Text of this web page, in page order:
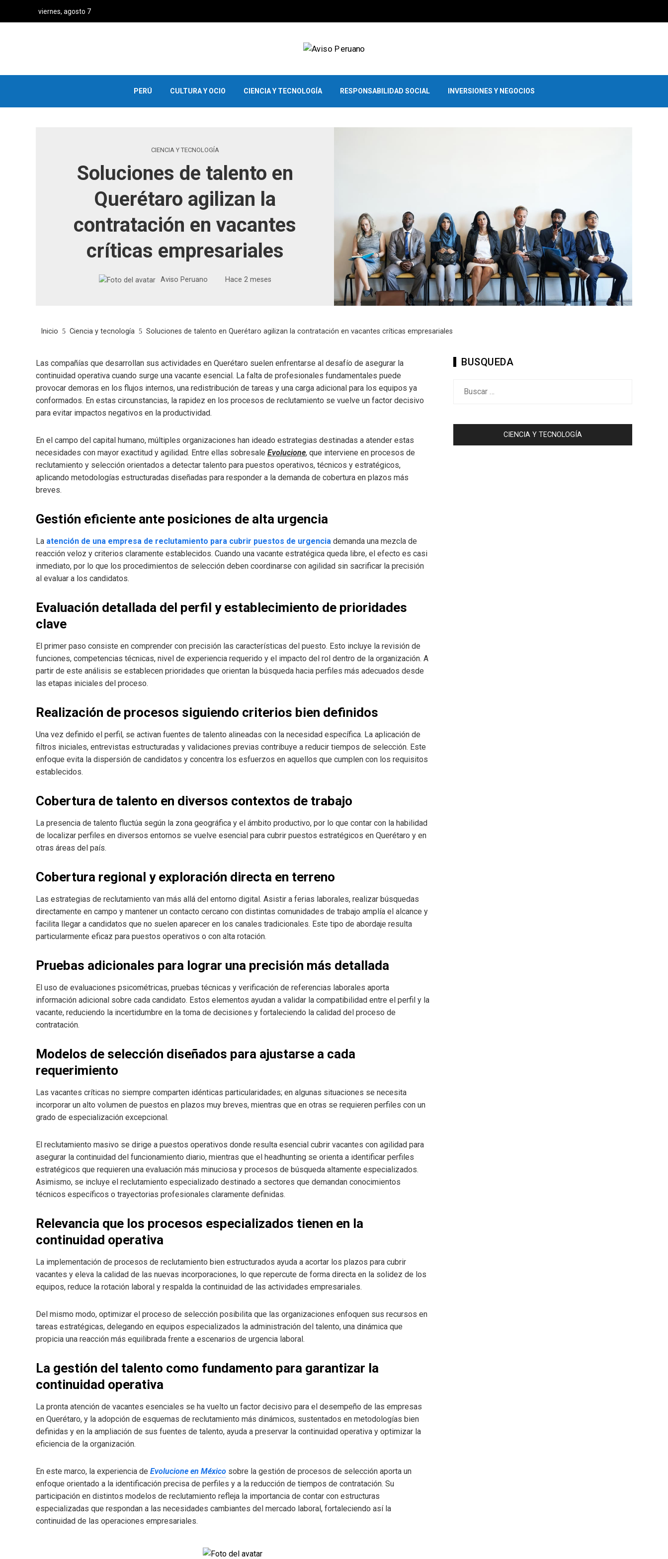
viernes, agosto 7
PERÚ CULTURA Y OCIO CIENCIA Y TECNOLOGÍA RESPONSABILIDAD SOCIAL INVERSIONES Y NEGOCIOS
CIENCIA Y TECNOLOGÍA
Soluciones de talento en
Querétaro agilizan la
contratación en vacantes
críticas empresariales
Aviso Peruano Hace 2 meses
Inicio Ciencia y tecnología Soluciones de talento en Querétaro agilizan la contratación en vacantes críticas empresariales
Las compañías que desarrollan sus actividades en Querétaro suelen enfrentarse al desafío de asegurar la
continuidad operativa cuando surge una vacante esencial. La falta de profesionales fundamentales puede
provocar demoras en los flujos internos, una redistribución de tareas y una carga adicional para los equipos ya
conformados. En estas circunstancias, la rapidez en los procesos de reclutamiento se vuelve un factor decisivo
para evitar impactos negativos en la productividad.
En el campo del capital humano, múltiples organizaciones han ideado estrategias destinadas a atender estas
necesidades con mayor exactitud y agilidad. Entre ellas sobresale Evolucione, que interviene en procesos de
reclutamiento y selección orientados a detectar talento para puestos operativos, técnicos y estratégicos,
aplicando metodologías estructuradas diseñadas para responder a la demanda de cobertura en plazos más
breves.
Gestión eficiente ante posiciones de alta urgencia
La atención de una empresa de reclutamiento para cubrir puestos de urgencia demanda una mezcla de
reacción veloz y criterios claramente establecidos. Cuando una vacante estratégica queda libre, el efecto es casi
inmediato, por lo que los procedimientos de selección deben coordinarse con agilidad sin sacrificar la precisión
al evaluar a los candidatos.
Evaluación detallada del perfil y establecimiento de prioridades
clave
El primer paso consiste en comprender con precisión las características del puesto. Esto incluye la revisión de
funciones, competencias técnicas, nivel de experiencia requerido y el impacto del rol dentro de la organización. A
partir de este análisis se establecen prioridades que orientan la búsqueda hacia perfiles más adecuados desde
las etapas iniciales del proceso.
Realización de procesos siguiendo criterios bien definidos
Una vez definido el perfil, se activan fuentes de talento alineadas con la necesidad específica. La aplicación de
filtros iniciales, entrevistas estructuradas y validaciones previas contribuye a reducir tiempos de selección. Este
enfoque evita la dispersión de candidatos y concentra los esfuerzos en aquellos que cumplen con los requisitos
establecidos.
Cobertura de talento en diversos contextos de trabajo
La presencia de talento fluctúa según la zona geográfica y el ámbito productivo, por lo que contar con la habilidad
de localizar perfiles en diversos entornos se vuelve esencial para cubrir puestos estratégicos en Querétaro y en
otras áreas del país.
Cobertura regional y exploración directa en terreno
Las estrategias de reclutamiento van más allá del entorno digital. Asistir a ferias laborales, realizar búsquedas
directamente en campo y mantener un contacto cercano con distintas comunidades de trabajo amplía el alcance y
facilita llegar a candidatos que no suelen aparecer en los canales tradicionales. Este tipo de abordaje resulta
particularmente eficaz para puestos operativos o con alta rotación.
Pruebas adicionales para lograr una precisión más detallada
El uso de evaluaciones psicométricas, pruebas técnicas y verificación de referencias laborales aporta
información adicional sobre cada candidato. Estos elementos ayudan a validar la compatibilidad entre el perfil y la
vacante, reduciendo la incertidumbre en la toma de decisiones y fortaleciendo la calidad del proceso de
contratación.
Modelos de selección diseñados para ajustarse a cada
requerimiento
Las vacantes críticas no siempre comparten idénticas particularidades; en algunas situaciones se necesita
incorporar un alto volumen de puestos en plazos muy breves, mientras que en otras se requieren perfiles con un
grado de especialización excepcional.
El reclutamiento masivo se dirige a puestos operativos donde resulta esencial cubrir vacantes con agilidad para
asegurar la continuidad del funcionamiento diario, mientras que el headhunting se orienta a identificar perfiles
estratégicos que requieren una evaluación más minuciosa y procesos de búsqueda altamente especializados.
Asimismo, se incluye el reclutamiento especializado destinado a sectores que demandan conocimientos
técnicos específicos o trayectorias profesionales claramente definidas.
Relevancia que los procesos especializados tienen en la
continuidad operativa
La implementación de procesos de reclutamiento bien estructurados ayuda a acortar los plazos para cubrir
vacantes y eleva la calidad de las nuevas incorporaciones, lo que repercute de forma directa en la solidez de los
equipos, reduce la rotación laboral y respalda la continuidad de las actividades empresariales.
Del mismo modo, optimizar el proceso de selección posibilita que las organizaciones enfoquen sus recursos en
tareas estratégicas, delegando en equipos especializados la administración del talento, una dinámica que
propicia una reacción más equilibrada frente a escenarios de urgencia laboral.
La gestión del talento como fundamento para garantizar la
continuidad operativa
La pronta atención de vacantes esenciales se ha vuelto un factor decisivo para el desempeño de las empresas
en Querétaro, y la adopción de esquemas de reclutamiento más dinámicos, sustentados en metodologías bien
definidas y en la ampliación de sus fuentes de talento, ayuda a preservar la continuidad operativa y optimizar la
eficiencia de la organización.
En este marco, la experiencia de Evolucione en México sobre la gestión de procesos de selección aporta un
enfoque orientado a la identificación precisa de perfiles y a la reducción de tiempos de contratación. Su
participación en distintos modelos de reclutamiento refleja la importancia de contar con estructuras
especializadas que respondan a las necesidades cambiantes del mercado laboral, fortaleciendo así la
continuidad de las operaciones empresariales.
BUSQUEDA
CIENCIA Y TECNOLOGÍA